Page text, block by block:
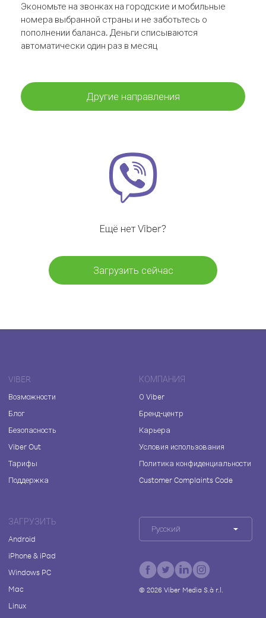
Экономьте на звонках на городские и мобильные
номера выбранной страны и не заботьтесь о
пополнении баланса. Деньги списываются
автоматически один раз в месяц
Другие направления
Ещё нет Viber?
Загрузить сейчас
VIBER
Возможности
Блог
Безопасность
Viber Out
Тарифы
Поддержка
КОМПАНИЯ
О Viber
Бренд-центр
Карьера
Условия использования
Политика конфиденциальности
Customer Complaints Code
ЗАГРУЗИТЬ
Android
iPhone & iPad
Windows PC
Mac
Linux
Русский
© 2026Viber Media S.à r.l.